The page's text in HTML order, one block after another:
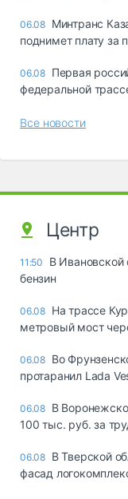
06.08 Минтранс
поднимет плату за
06.08 Первая
федеральной
Все новости
Центр
11:50
В Ивановской
бензин
06.08 На трассе
метровый мост
06.08 Во
протаранил Lada
06.08 В
100 тыс. руб. за
06.08 В Тверской
фасад